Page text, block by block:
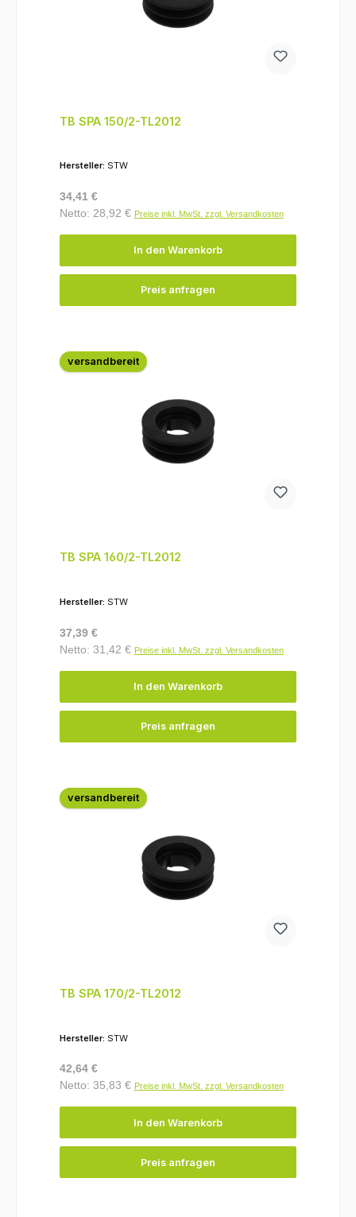
TB SPA 150/2-TL2012
Hersteller: STW
Regulärer Preis:
34,41 €
Netto: 28,92 € Preise inkl. MwSt. zzgl. Versandkosten
In den Warenkorb
Preis anfragen
versandbereit
TB SPA 160/2-TL2012
Hersteller: STW
Regulärer Preis:
37,39 €
Netto: 31,42 € Preise inkl. MwSt. zzgl. Versandkosten
In den Warenkorb
Preis anfragen
versandbereit
TB SPA 170/2-TL2012
Hersteller: STW
Regulärer Preis:
42,64 €
Netto: 35,83 € Preise inkl. MwSt. zzgl. Versandkosten
In den Warenkorb
Preis anfragen